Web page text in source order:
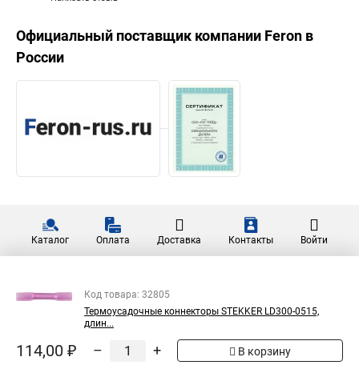
Официальный поставщик компании Feron в
России
Каталог Оплата Доставка Контакты Войти
Код товара: 32805
Термоусадочные коннекторы STEKKER LD300-0515,
длин...
114,00 ₽ – + В корзину